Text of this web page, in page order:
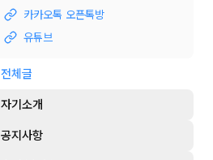
카카오톡 오픈톡방
유튜브
전체글
자기소개
공지사항